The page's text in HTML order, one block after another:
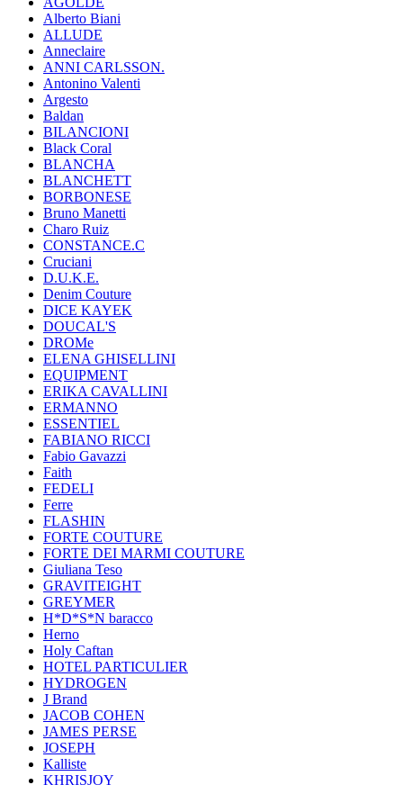
Alberto Biani
ALLUDE
Anneclaire
ANNI CARLSSON.
Antonino Valenti
Argesto
Baldan
BILANCIONI
Black Coral
BLANCHA
BLANCHETT
BORBONESE
Bruno Manetti
Charo Ruiz
CONSTANCE.C
Cruciani
D.U.K.E.
Denim Couture
DICE KAYEK
DOUCAL'S
DROMe
ELENA GHISELLINI
EQUIPMENT
ERIKA CAVALLINI
ERMANNO
ESSENTIEL
FABIANO RICCI
Fabio Gavazzi
Faith
FEDELI
Ferre
FLASHIN
FORTE COUTURE
FORTE DEI MARMI COUTURE
Giuliana Teso
GRAVITEIGHT
GREYMER
H*D*S*N baracco
Herno
Holy Caftan
HOTEL PARTICULIER
HYDROGEN
J Brand
JACOB COHEN
JAMES PERSE
JOSEPH
Kalliste
KHRISJOY